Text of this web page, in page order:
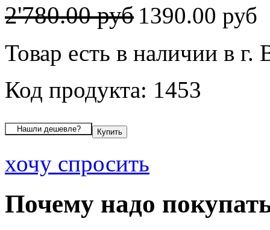
2'780.00 руб 1390.00 руб
Товар есть в наличии в г.
Код продукта: 1453
хочу спросить
Почему надо